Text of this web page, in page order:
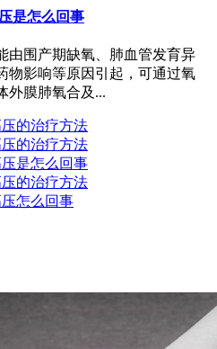
是怎么回事
由围产期缺氧、肺血管发育异
物影响等原因引起，可通过氧
外膜肺氧合及...
的治疗方法
的治疗方法
是怎么回事
的治疗方法
怎么回事